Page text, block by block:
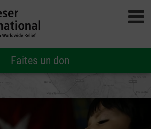
Faites un don